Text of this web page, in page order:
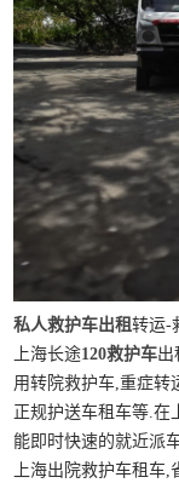
私人救护车出租转运-
上海长途120救护车出
用转院救护车,重症转
正规护送车租车等.在
能即时快速的就近派
上海出院救护车租车